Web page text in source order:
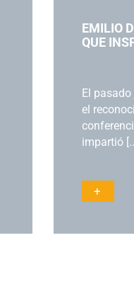
EMILIO
QUE
El pasado
el
impartió
+